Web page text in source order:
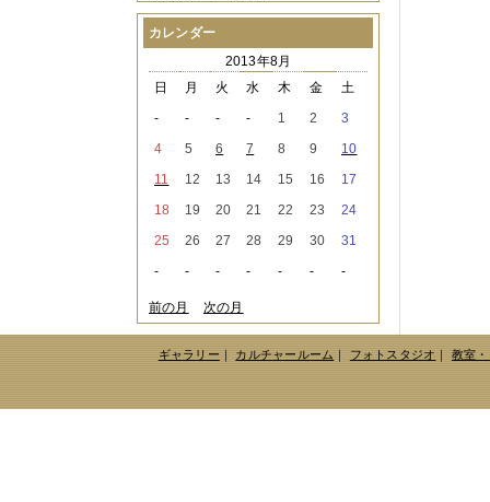
2021年08月
2021年07月（1件）
（3件）
2021年05月（2件）
2021年02月 （1件）
2020年12月（3件）
2020年11月（6件）
2020年09月 （5件）
2020年06月（2件）
2020年04月（4件）
2020年03月（9件）
2020年02月（3件）
2020年01月（5件）
2019年12月（3件）
カレンダー
2013年8月
日
月 火 水 木 金
土
-
- - - 1 2
3
4
5 6 7 8 9
10
11
12 13 14 15 16
17
18
19 20 21 22 23
24
25
26 27 28 29 30
31
-
- - - - - -
前の月 次の月
ギャラリー｜ カルチャールーム｜ フォトスタジオ｜ 教室